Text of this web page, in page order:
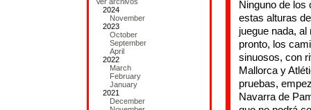
2024
November
2023
October
September
April
2022
March
February
January
2021
December
Ninguno de los
estas alturas
juegue nada,
pronto, los
sinuosos, con
Mallorca y
pruebas,
Navarra de